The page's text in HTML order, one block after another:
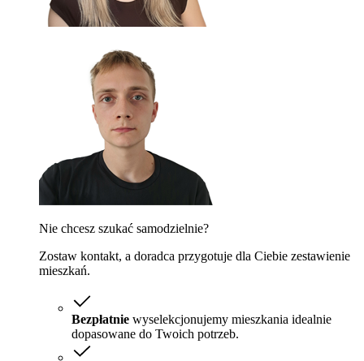
Nie chcesz szukać samodzielnie?
Zostaw kontakt, a doradca przygotuje dla Ciebie zestawienie
mieszkań.
Bezpłatnie wyselekcjonujemy mieszkania idealnie
dopasowane do Twoich potrzeb.